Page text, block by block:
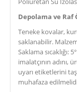
Depolama ve Raf
Teneke kovalar,
saklanabilir.
Saklama sıcaklığı:
imalatçının adını,
uyarı etiketlerini
muhafaza